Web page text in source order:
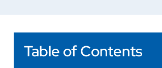
Table of Contents